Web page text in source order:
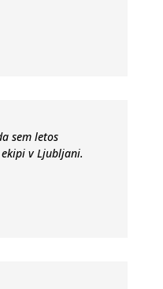
sem letos
v Ljubljani.